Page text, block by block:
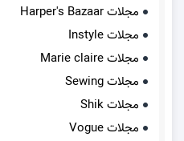
مجلات Harper's Bazaar
مجلات Instyle
مجلات Marie claire
مجلات Sewing
مجلات Shik
مجلات Vogue